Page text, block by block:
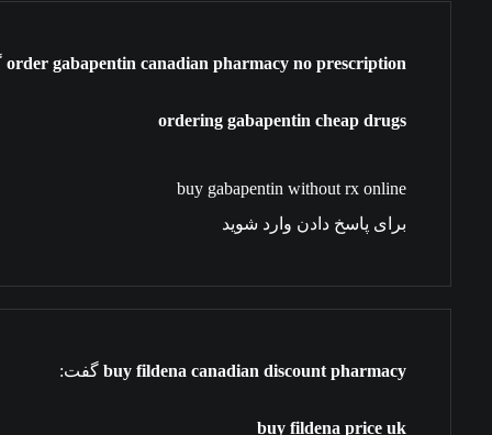
order gabapentin canadian pharmacy no prescription
ordering gabapentin cheap drugs
buy gabapentin without rx online
برای پاسخ دادن وارد شوید
buy fildena canadian discount pharmacy گفت:
buy fildena price uk